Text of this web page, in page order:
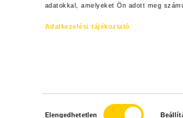
adatokkal, amelyeket Ön adott meg
Adatkezelési tájékoztató
Elengedhetetlen